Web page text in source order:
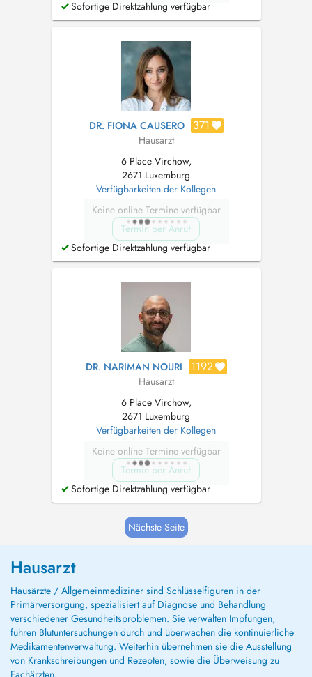
Sofortige Direktzahlung verfügbar
DR. FIONA CAUSERO 371
Hausarzt
6 Place Virchow,
2671 Luxemburg
Verfügbarkeiten der Kollegen
Keine online Termine verfügbar
Termin per Anruf
Sofortige Direktzahlung verfügbar
DR. NARIMAN NOURI 1192
Hausarzt
6 Place Virchow,
2671 Luxemburg
Verfügbarkeiten der Kollegen
Keine online Termine verfügbar
Termin per Anruf
Sofortige Direktzahlung verfügbar
Nächste Seite
Hausarzt
Hausärzte / Allgemeinmediziner sind Schlüsselfiguren in der
Primärversorgung, spezialisiert auf Diagnose und Behandlung
verschiedener Gesundheitsproblemen. Sie verwalten Impfungen,
führen Blutuntersuchungen durch und überwachen die kontinuierliche
Medikamentenverwaltung. Weiterhin übernehmen sie die Ausstellung
von Krankschreibungen und Rezepten, sowie die Überweisung zu
Fachärzten.